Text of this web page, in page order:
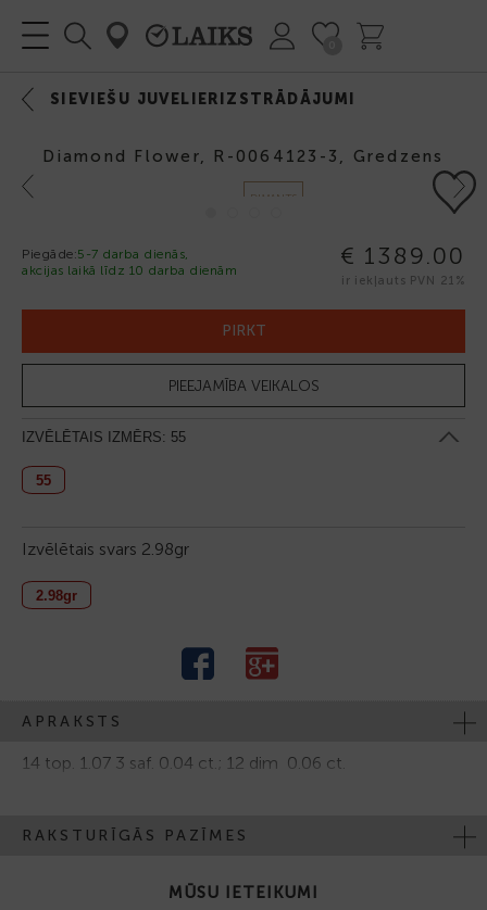
SIEVIEŠU JUVELIERIZSTRĀDĀJUMI
Diamond Flower, R-0064123-3, Gredzens
Previous
DIMANTS
Next
Piegāde:5-7 darba dienās,
akcijas laikā līdz 10 darba dienām
€ 1389.00
ir iekļauts PVN 21%
PIRKT
PIEEJAMĪBA VEIKALOS
IZVĒLĒTAIS IZMĒRS: 55
55
Izvēlētais svars 2.98gr
2.98gr
APRAKSTS
14 top. 1.07 3 saf. 0.04 ct.; 12 dim 0.06 ct.
RAKSTURĪGĀS PAZĪMES
MŪSU IETEIKUMI